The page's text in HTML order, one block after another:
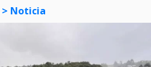
> Noticia